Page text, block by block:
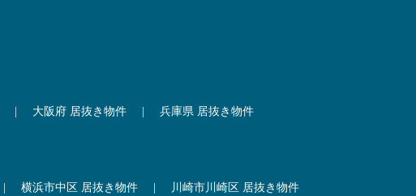
大阪府 居抜き物件 兵庫県 居抜き物件
横浜市中区 居抜き物件 川崎市川崎区 居抜き物件